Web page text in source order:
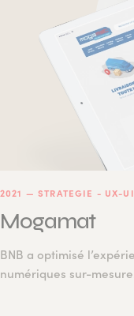
2021 — STRATEGIE - UX-
Mogamat
BNB a optimisé
numériques sur-